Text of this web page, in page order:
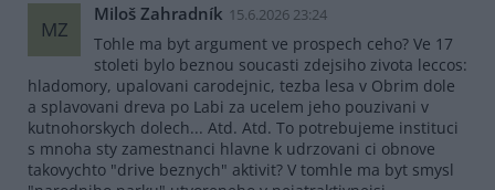
MZ
Miloš Zahradník 15.6.2026 23:24
Tohle ma byt argument ve prospech ceho? Ve 17
stoleti bylo beznou soucasti zdejsiho zivota leccos:
hladomory, upalovani carodejnic, tezba lesa v Obrim dole
a splavovani dreva po Labi za ucelem jeho pouzivani v
kutnohorskych dolech... Atd. Atd. To potrebujeme instituci
s mnoha sty zamestnanci hlavne k udrzovani ci obnove
takovychto "drive beznych" aktivit? V tomhle ma byt smysl